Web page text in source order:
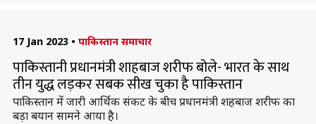
17 Jan 2023 • पाकिस्तान समाचार
पाकिस्तानी प्रधानमंत्री शाहबाज शरीफ बोले- भारत के साथ
तीन युद्ध लड़कर सबक सीख चुका है पाकिस्तान
पाकिस्तान में जारी आर्थिक संकट के बीच प्रधानमंत्री शहबाज शरीफ का
बड़ा बयान सामने आया है।